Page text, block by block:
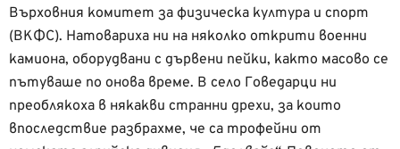
Върховния комитет за физическа култура и спорт
(ВКФС). Натовариха ни на няколко открити военни
камиона, оборудвани с дървени пейки, както масово се
пътуваше по онова време. В село Говедарци ни
преоблякоха в някакви странни дрехи, за които
впоследствие разбрахме, че са трофейни от